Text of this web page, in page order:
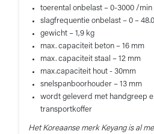
toerental onbelast – 0-3000 /min
slagfrequentie onbelast – 0 –
gewicht – 1,9 kg
max. capaciteit beton – 16 mm
max. capaciteit staal – 12 mm
max.capaciteit hout - 30mm
snelspanboorhouder – 13 mm
wordt geleverd met handgreep
transportkoffer
Het Koreaanse merk Keyang is al